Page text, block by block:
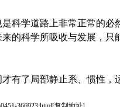
科学道路上非常正常的
的科学所吸收与发展，
有了局部静止系、惯性，